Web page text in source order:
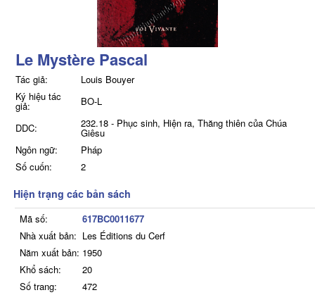
Le Mystère Pascal
Tác giả:
Louis Bouyer
Ký hiệu tác
giả:
BO-L
DDC:
232.18 - Phục sinh, Hiện ra, Thăng thiên của Chúa
Giêsu
Ngôn ngữ:
Pháp
Số cuốn:
2
Hiện trạng các bản sách
Mã số:
617BC0011677
Nhà xuất bản: Les Éditions du Cerf
Năm xuất bản: 1950
Khổ sách:
20
Số trang:
472